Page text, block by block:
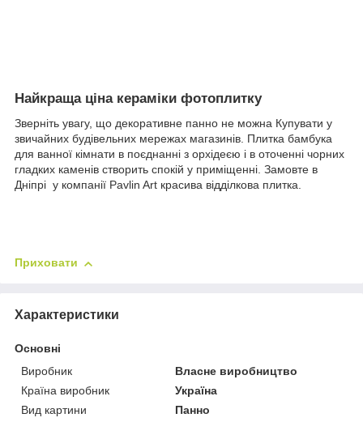
Найкраща ціна кераміки фотоплитку
Зверніть увагу, що декоративне панно не можна Купувати у
звичайних будівельних мережах магазинів. Плитка бамбука
для ванної кімнати в поєднанні з орхідеєю і в оточенні чорних
гладких каменів створить спокій у приміщенні. Замовте в
Дніпрі у компанії Pavlin Art красива відділкова плитка.
Приховати
Характеристики
Основні
Виробник
Власне виробництво
Країна виробник
Україна
Вид картини
Панно